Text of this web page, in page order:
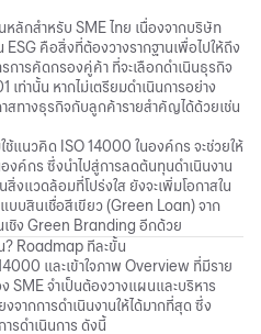
ลักสำหรับ SME ไทย เนื่องจากบริษัท
ESG คือสิ่งที่ต้องวางรากฐานเพื่อไปให้ถึง
การคัดกรองคู่ค้า ที่จะเลือกดำเนินธุรกิจ
ท่านั้น หากไม่เตรียมดำเนินการอย่าง
สทางธุรกิจกับลูกค้ารายสำคัญได้ด้วยเช่น
ช้แนวคิด ISO 14000 ในองค์กร จะช่วยให้
ค์กร ซึ่งนำไปสู่การลดต้นทุนดำเนินงาน
งแวดล้อมที่โปร่งใส ยังจะเพิ่มโอกาสใน
บบสินเชื่อสีเขียว (Green Loan) จาก
ชิง Green Branding อีกด้วย
? Roadmap ทีละขั้น
และเข้าใจภาพ Overview ที่มีราย
SME จำเป็นต้องวางแผนและบริหาร
จากการดำเนินงานให้ได้มากที่สุด ซึ่ง
รดำเนินการ ดังนี้